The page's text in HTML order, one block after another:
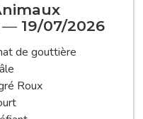
— 19/07/2026
de gouttière
Roux